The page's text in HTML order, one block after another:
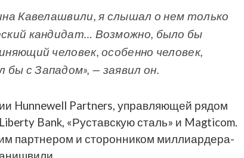
Кавелашвили, я слышал о нем только
кандидат… Возможно, было бы
человек, особенно человек,
с Западом», — заявил он.
Hunnewell Partners, управляющей рядом
Bank, «Руставскую сталь» и Magticom.
партнером и сторонником миллиардера-